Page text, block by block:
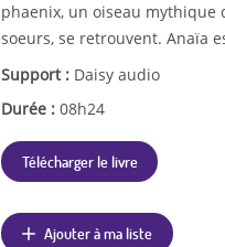
phaenix, un oiseau mythique
soeurs, se retrouvent. Anaïa
Support : Daisy audio
Durée : 08h24
Télécharger le livre
Ajouter à ma liste